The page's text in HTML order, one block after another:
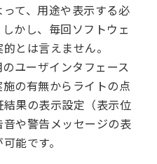
て、用途や表示する必
かし、毎回ソフトウェ
とは言えません。
ユーザインタフェース
の有無からライトの点
果の表示設定（表示位
や警告メッセージの表
能です。